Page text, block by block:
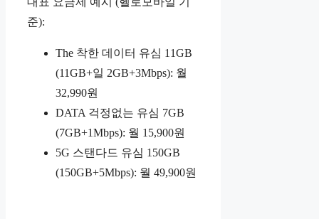
준):
The 착한 데이터 유심 11GB
(11GB+일 2GB+3Mbps): 월
32,990원
DATA 걱정없는 유심 7GB
(7GB+1Mbps): 월 15,900원
5G 스탠다드 유심 150GB
(150GB+5Mbps): 월 49,900원